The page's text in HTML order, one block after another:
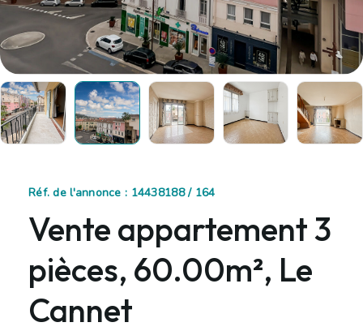
Réf. de l'annonce : 14438188 / 164
Vente appartement 3
pièces, 60.00m², Le
Cannet